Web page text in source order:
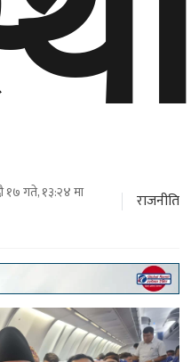
१७ गते, १३:२४ मा
राजनीति